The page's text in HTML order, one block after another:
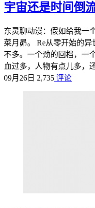
宇宙还是时间倒流
东灵聊动漫：假如给我
菜月昴。 Re从零开始的
不多。一个劲的回档，一
血过多，人物有点儿多，
09月26日 2,735 评论